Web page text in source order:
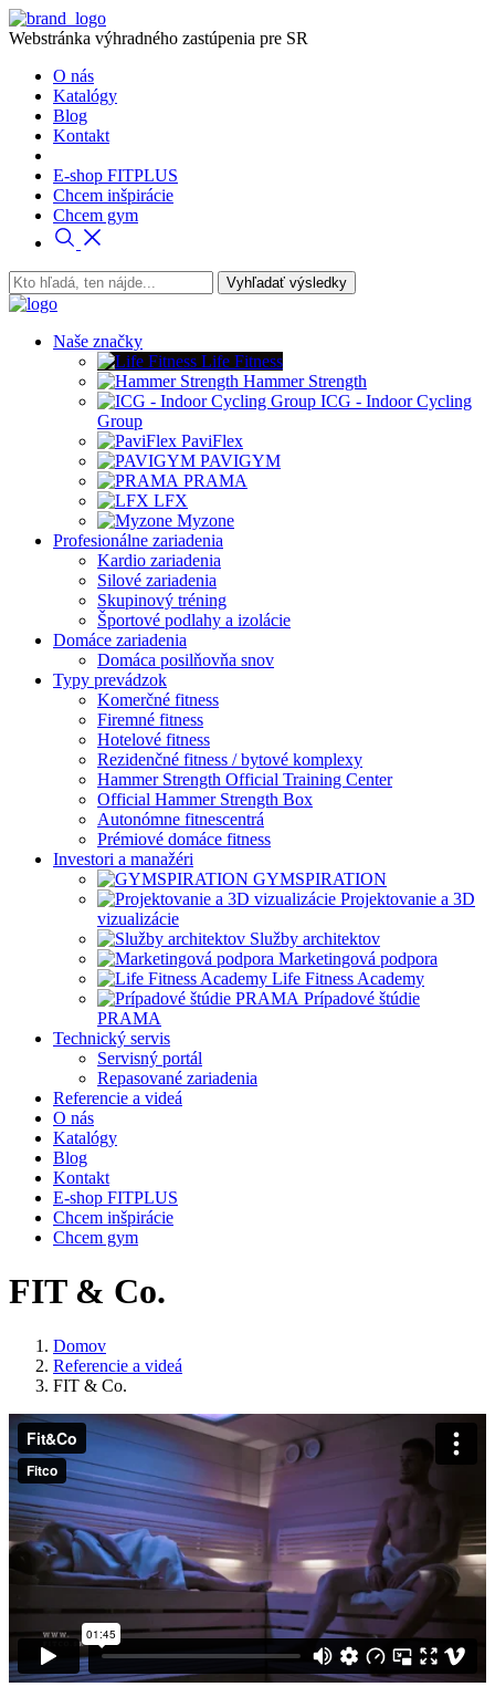
Webstránka výhradného zastúpenia pre SR
O nás
Katalógy
Blog
Kontakt
E-shop FITPLUS
Chcem inšpirácie
Chcem gym
Naše značky
Life Fitness
Hammer Strength
ICG - Indoor Cycling
Group
PaviFlex
PAVIGYM
PRAMA
LFX
Myzone
Profesionálne zariadenia
Kardio zariadenia
Silové zariadenia
Skupinový tréning
Športové podlahy a izolácie
Domáce zariadenia
Domáca posilňovňa snov
Typy prevádzok
Komerčné fitness
Firemné fitness
Hotelové fitness
Rezidenčné fitness / bytové komplexy
Hammer Strength Official Training Center
Official Hammer Strength Box
Autonómne fitnescentrá
Prémiové domáce fitness
Investori a manažéri
GYMSPIRATION
Projektovanie a 3D
vizualizácie
Služby architektov
Marketingová podpora
Life Fitness Academy
Prípadové štúdie
PRAMA
Technický servis
Servisný portál
Repasované zariadenia
Referencie a videá
O nás
Katalógy
Blog
Kontakt
E-shop FITPLUS
Chcem inšpirácie
Chcem gym
FIT & Co.
Domov
Referencie a videá
FIT & Co.